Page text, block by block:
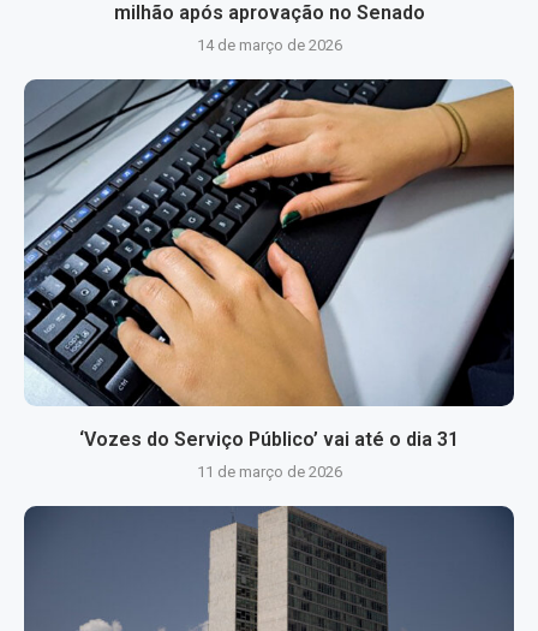
milhão após aprovação no Senado
14 de março de 2026
‘Vozes do Serviço Público’ vai até o dia 31
11 de março de 2026